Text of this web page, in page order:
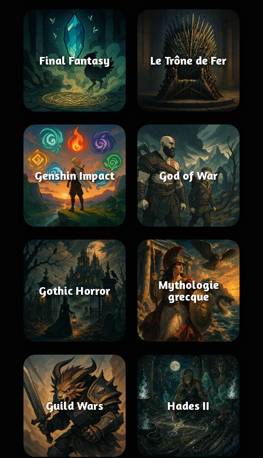
Final Fantasy Le Trône de Fer
Genshin Impact God of War
Gothic Horror
Mythologie
grecque
Guild Wars Hades II